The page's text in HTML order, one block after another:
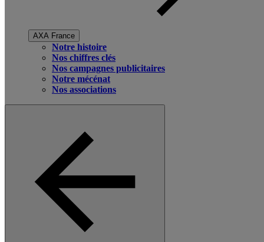
AXA France
Notre histoire
Nos chiffres clés
Nos campagnes publicitaires
Notre mécénat
Nos associations